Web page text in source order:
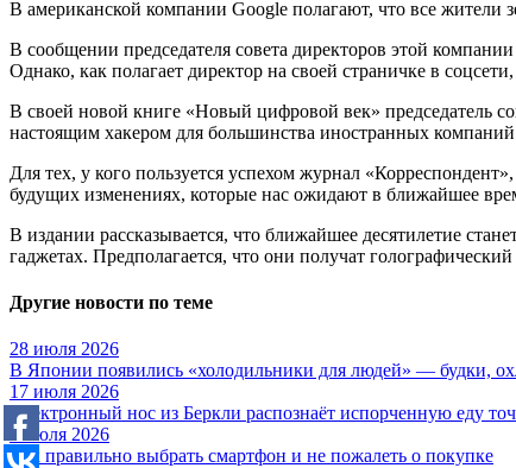
В американской компании Google полагают, что все жители
В сообщении председателя совета директоров этой
Однако, как полагает директор на своей страничке в
В своей новой книге «Новый цифровой век» председатель
настоящим хакером для большинства иностранных
Для тех, у кого пользуется успехом журнал
будущих изменениях, которые нас ожидают в ближайшее
В издании рассказывается, что ближайшее десятилетие
гаджетах. Предполагается, что они получат
Другие новости по теме
28 июля 2026
В Японии появились «холодильники для людей» — будки,
17 июля 2026
Электронный нос из Беркли распознаёт испорченную еду
6 июля 2026
Как правильно выбрать смартфон и не пожалеть о покупке